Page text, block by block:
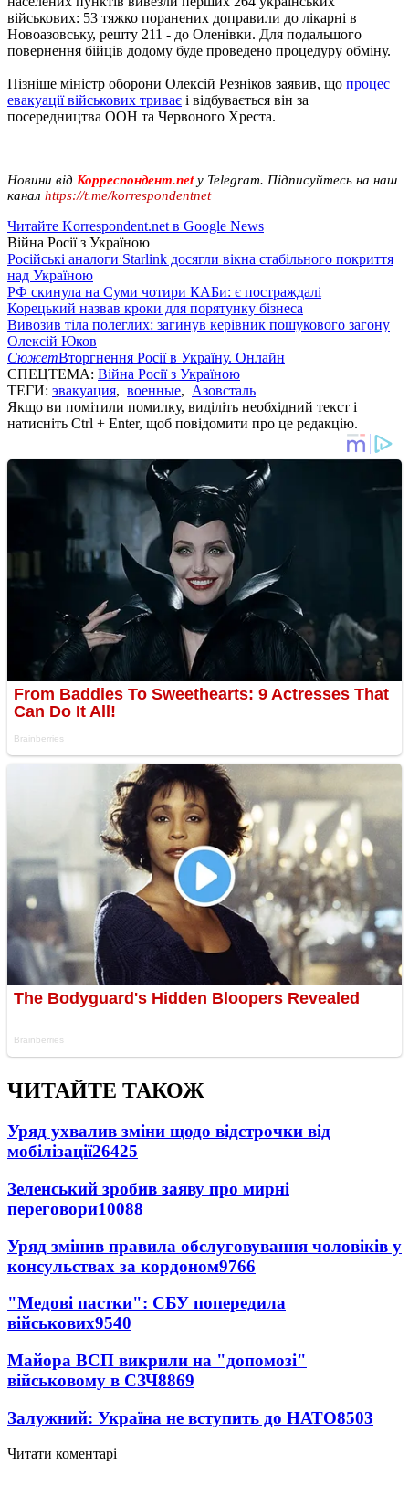
військових: 53 тяжко поранених доправили до лікарні в
Новоазовську, решту 211 - до Оленівки. Для подальшого
повернення бійців додому буде проведено процедуру обміну.
Пізніше міністр оборони Олексій Резніков заявив, що процес
евакуації військових триває і відбувається він за
посередництва ООН та Червоного Хреста.
Новини від Корреспондент.net у Telegram. Підписуйтесь на наш
канал https://t.me/korrespondentnet
Читайте Korrespondent.net в Google News
Війна Росії з Україною
Російські аналоги Starlink досягли вікна стабільного покриття
над Україною
РФ скинула на Суми чотири КАБи: є постраждалі
Корецький назвав кроки для порятунку бізнеса
Вивозив тіла полеглих: загинув керівник пошукового загону
Олексій Юков
СюжетВторгнення Росії в Україну. Онлайн
СПЕЦТЕМА: Війна Росії з Україною
ТЕГИ: эвакуация, военные, Азовсталь
Якщо ви помітили помилку, виділіть необхідний текст і
натисніть Ctrl + Enter, щоб повідомити про це редакцію.
ЧИТАЙТЕ ТАКОЖ
Уряд ухвалив зміни щодо відстрочки від
мобілізації26425
Зеленський зробив заяву про мирні
переговори10088
Уряд змінив правила обслуговування чоловіків у
консульствах за кордоном9766
"Медові пастки": СБУ попередила
військових9540
Майора ВСП викрили на "допомозі"
військовому в СЗЧ8869
Залужний: Україна не вступить до НАТО8503
Читати коментарі